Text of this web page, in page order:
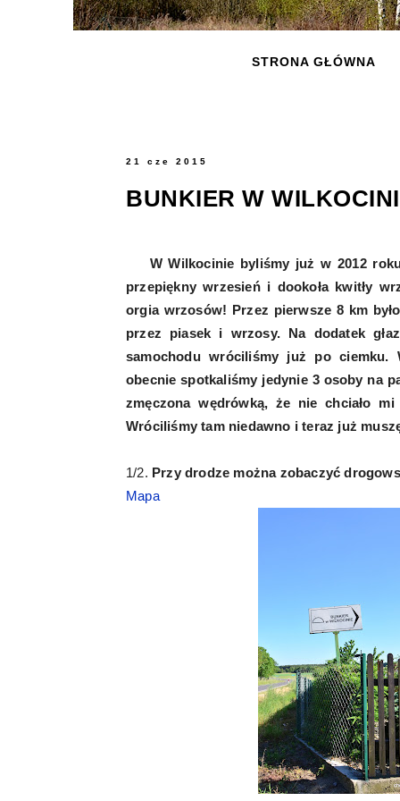
STRONA GŁÓWNA
21 cze 2015
BUNKIER W
W Wilkocinie byliśmy już w 2012
przepiękny wrzesień i dookoła kwitły
orgia wrzosów! Przez pierwsze 8 km
przez piasek i wrzosy. Na dodatek
samochodu wróciliśmy już po ciemku.
obecnie spotkaliśmy jedynie 3 osoby na
zmęczona wędrówką, że nie chciało
Wróciliśmy tam niedawno i teraz już
1/2. Przy drodze można zobaczyć
Mapa